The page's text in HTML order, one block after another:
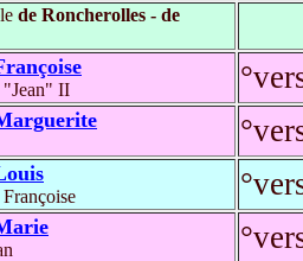
de Roncherolles - de
"Jean" II